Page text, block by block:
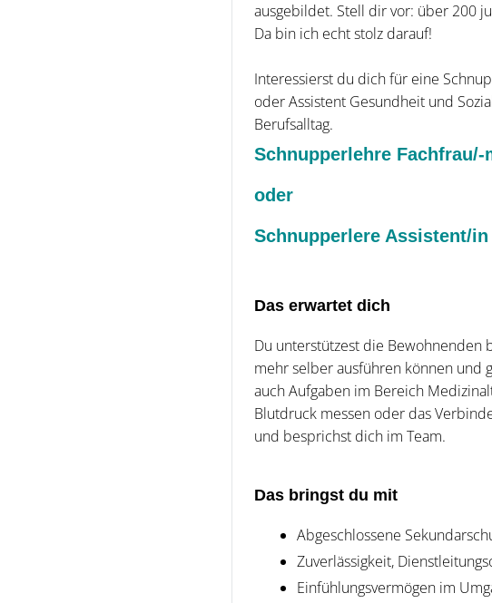
ausgebildet. Stell dir vor: über 200
Da bin ich echt stolz darauf!
Interessierst du dich für eine
oder Assistent Gesundheit und
Berufsalltag.
Schnupperlehre Fachfrau/-
oder
Schnupperlere Assistent/
Das erwartet dich
Du unterstützest die Bewohnenden
mehr selber ausführen können und
auch Aufgaben im Bereich
Blutdruck messen oder das
und besprichst dich im Team.
Das bringst du mit
Abgeschlossene
Zuverlässigkeit,
Einfühlungsvermögen im